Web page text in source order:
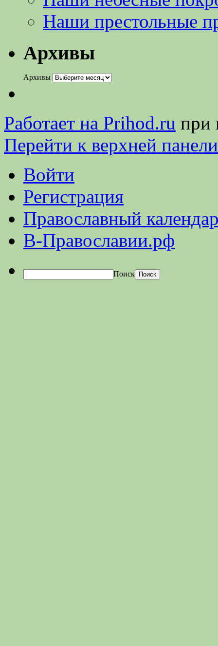
Наши престольные
Архивы
Архивы
Работает на Prihod.ru при
Перейти к верхней панели
Войти
Регистрация
Православный
В-Православии.рф
Поиск